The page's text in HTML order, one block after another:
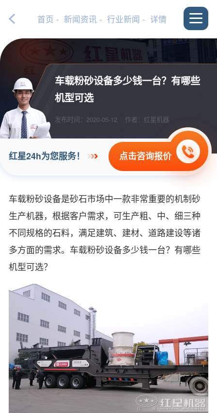
首页 - 新闻资讯 - 行业新闻 - 详情
车载粉砂设备多少钱一台？有哪些
机型可选
发布时间：2020-05-12 作者：红星机器
红星24h为您服务！ 点击咨询报价
车载粉砂设备是砂石市场中一款非常重要的机制砂
生产机器，根据客户需求，可生产粗、中、细三种
不同规格的石料，满足建筑、建材、道路建设等诸
多方面的需求。车载粉砂设备多少钱一台？有哪些
机型可选？